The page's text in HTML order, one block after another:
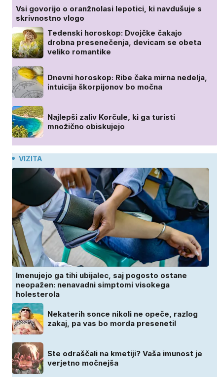
Vsi govorijo o oranžnolasi lepotici, ki navdušuje s
skrivnostno vlogo
Tedenski horoskop: Dvojčke čakajo
drobna presenečenja, devicam se obeta
veliko romantike
Dnevni horoskop: Ribe čaka mirna nedelja,
intuicija škorpijonov bo močna
Najlepši zaliv Korčule, ki ga turisti
množično obiskujejo
VIZITA
Imenujejo ga tihi ubijalec, saj pogosto ostane
neopažen: nenavadni simptomi visokega
holesterola
Nekaterih sonce nikoli ne opeče, razlog
zakaj, pa vas bo morda presenetil
Ste odraščali na kmetiji? Vaša imunost je
verjetno močnejša